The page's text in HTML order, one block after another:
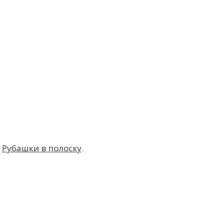
Рубашки в полоску.